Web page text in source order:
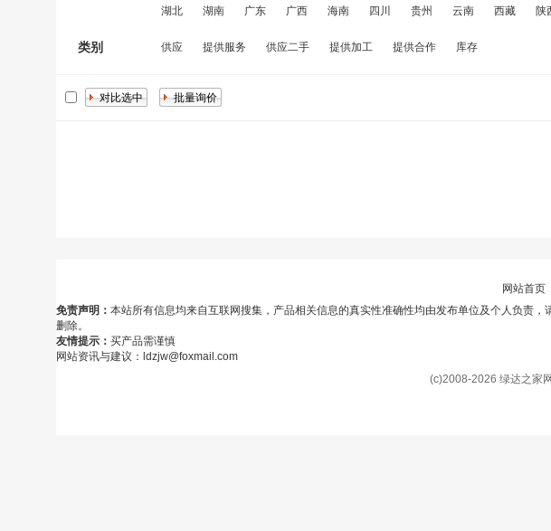
湖北
湖南 广东 广西 海南 四川 贵州 云南 西藏 陕
类别 供应 提供服务 供应二手 提供加工 提供合作 库存
网站首页
免责声明： 本站所有信息均来自互联网搜集，产品相关信息的真实性准确性均由发布单位及个人负责，
删除。
友情提示： 买产品需谨慎
网站资讯与建议：ldzjw@foxmail.com
(c)2008-2026 绿达之家